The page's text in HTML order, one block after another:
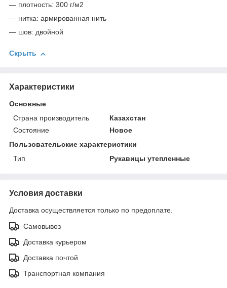
— плотность: 300 г/м2
— нитка: армированная нить
— шов: двойной
Скрыть
Характеристики
Основные
Страна производитель
Казахстан
Состояние
Новое
Пользовательские характеристики
Тип
Рукавицы утепленные
Условия доставки
Доставка осуществляется только по предоплате.
Самовывоз
Доставка курьером
Доставка почтой
Транспортная компания